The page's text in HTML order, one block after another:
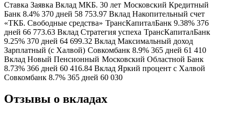
Ставка Заявка Вклад МКБ. 30 лет Московский Кредитный
Банк 8.4% 370 дней 58 753.97 Вклад Накопительный счет
«ТКБ. Свободные средства» ТрансКапиталБанк 9.38% 376
дней 66 773.63 Вклад Стратегия успеха ТрансКапиталБанк
9.25% 370 дней 64 699.32 Вклад Максимальный доход
Зарплатный (с Халвой) Совкомбанк 8.9% 365 дней 61 410
Вклад Новый Пенсионный Московский Областной Банк
8.73% 366 дней 60 416.84 Вклад Яркий процент с Халвой
Совкомбанк 8.7% 365 дней 60 030
Отзывы о вкладах